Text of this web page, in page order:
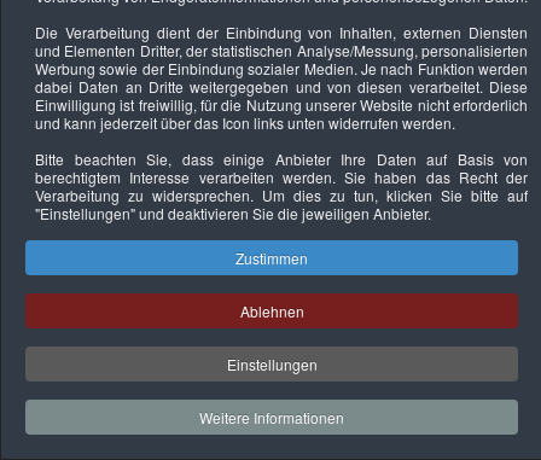
Keine Termine
Datenschutzerklärung Urheberrechtsnachweise Nachhaltigkeit
Copyright © 2026. Bundesverband Deutscher
Sachverständiger und Fachgutachter e.V..
Die Verarbeitung dient der Einbindung von Inhalten, externen Diensten
und Elementen Dritter, der statistischen Analyse/Messung, personalisierten
Werbung sowie der Einbindung sozialer Medien. Je nach Funktion werden
dabei Daten an Dritte weitergegeben und von diesen verarbeitet. Diese
Einwilligung ist freiwillig, für die Nutzung unserer Website nicht erforderlich
und kann jederzeit über das Icon links unten widerrufen werden.
Bitte beachten Sie, dass einige Anbieter Ihre Daten auf Basis von
berechtigtem Interesse verarbeiten werden. Sie haben das Recht der
Verarbeitung zu widersprechen. Um dies zu tun, klicken Sie bitte auf
"Einstellungen"und deaktivieren Sie die jeweiligen Anbieter.
Zustimmen
Ablehnen
Einstellungen
Weitere Informationen